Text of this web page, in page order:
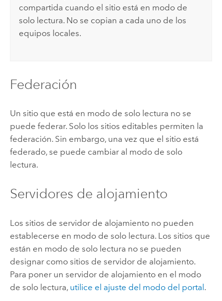
compartida cuando el sitio está en modo de
solo lectura. No se copian a cada uno de los
equipos locales.
Federación
Un sitio que está en modo de solo lectura no se
puede federar. Solo los sitios editables permiten la
federación. Sin embargo, una vez que el sitio está
federado, se puede cambiar al modo de solo
lectura.
Servidores de alojamiento
Los sitios de servidor de alojamiento no pueden
establecerse en modo de solo lectura. Los sitios que
están en modo de solo lectura no se pueden
designar como sitios de servidor de alojamiento.
Para poner un servidor de alojamiento en el modo
de solo lectura, utilice el ajuste del modo del portal.